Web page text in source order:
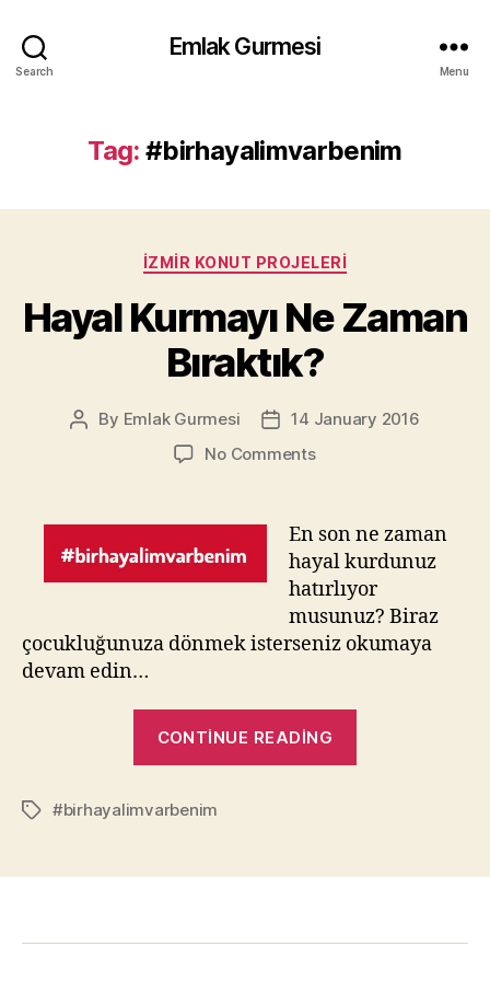
Search
Emlak Gurmesi
Menu
Tag: #birhayalimvarbenim
Categories
İZMIR KONUT PROJELERI
Hayal Kurmayı Ne Zaman
Bıraktık?
Post
By Emlak Gurmesi
Post14 January 2016
No Commentson
Zaman
Bıraktık?
En son ne zaman
hayal kurdunuz
hatırlıyor
musunuz? Biraz
çocukluğunuza dönmek isterseniz okumaya
devam edin…
CONTINUE READING
Tags#birhayalimvarbenim